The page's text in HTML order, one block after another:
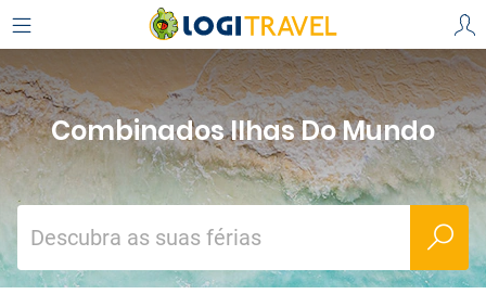
Combinados Ilhas Do Mundo
Descubra as suas férias